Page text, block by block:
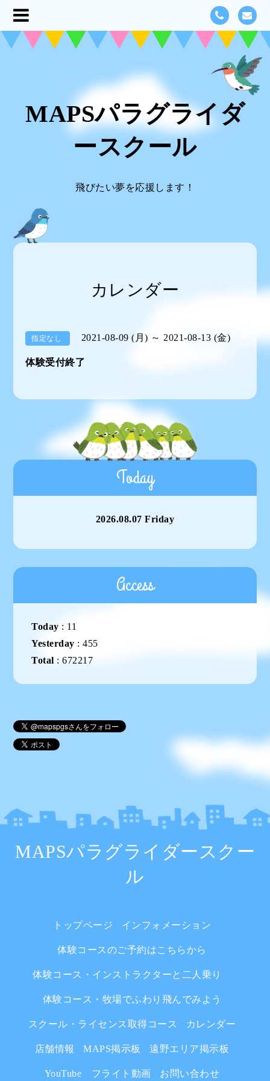
MAPSパラグライダ
ースクール
飛びたい夢を応援します！
カレンダー
指定なし 2021-08-09 (月) ～ 2021-08-13 (金)
体験受付終了
Today
2026.08.07 Friday
Access
Today : 11
Yesterday :455
Total :672217
MAPSパラグライダースクー
ル
トップページ インフォメーション
体験コースのご予約はこちらから
体験コース・インストラクターと二人乗り
体験コース・牧場でふわり飛んでみよう
スクール・ライセンス取得コース カレンダー
店舗情報 MAPS掲示板 遠野エリア掲示板
YouTube フライト動画 お問い合わせ